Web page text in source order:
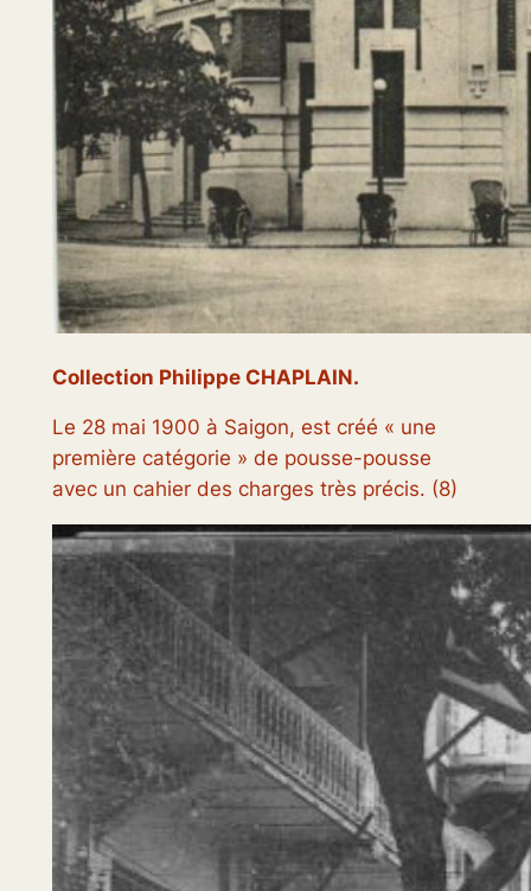
Collection Philippe CHAPLAIN.
Le 28 mai 1900 à Saigon, est créé « une
première catégorie » de pousse-pousse
avec un cahier des charges très précis. (8)